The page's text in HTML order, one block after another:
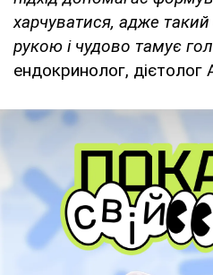
харчуватися, адже
рукою і чудово тамує
ендокринолог, дієтолог